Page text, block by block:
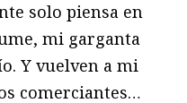
solo piensa en
mi garganta
Y vuelven a mi
comerciantes…